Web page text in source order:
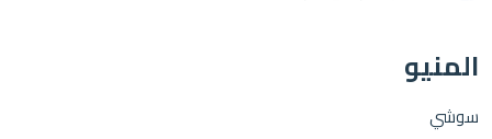
المنيو
سوشي